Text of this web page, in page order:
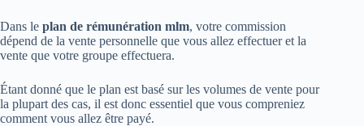
Dans le plan de rémunération mlm, votre commission
dépend de la vente personnelle que vous allez effectuer et la
vente que votre groupe effectuera.
Étant donné que le plan est basé sur les volumes de vente pour
la plupart des cas, il est donc essentiel que vous compreniez
comment vous allez être payé.